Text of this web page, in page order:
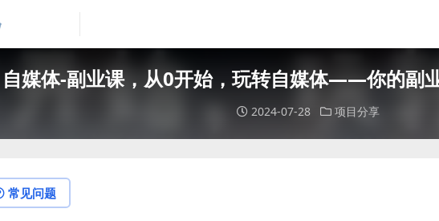
自媒体-副业课，从0开始，玩转自媒体——你的副
2024-07-28 项目分享
常见问题